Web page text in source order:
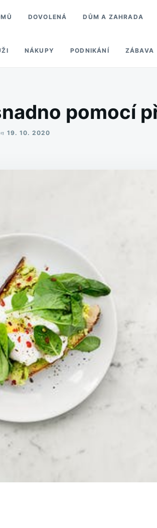
DOVOLENÁ DŮM A ZAHRADA
NÁKUPY PODNIKÁNÍ ZÁBAVA
pomocí
19. 10. 2020